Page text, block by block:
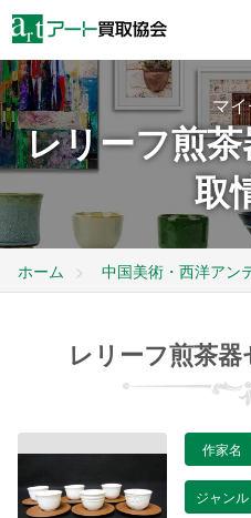
マ
レリーフ煎
取
ホーム 中国美術・西洋アン
レリーフ煎茶
作家名
ジャンル